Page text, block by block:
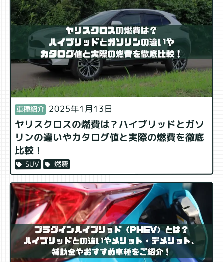
車種紹介 2025年1月13日
ヤリスクロスの燃費は？ハイブリッドとガソ
リンの違いやカタログ値と実際の燃費を徹底
比較！
SUV 燃費